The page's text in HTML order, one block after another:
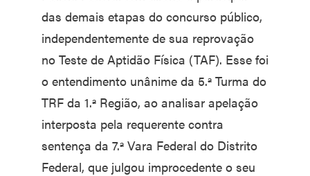
das demais etapas do concurso público,
independentemente de sua reprovação
no Teste de Aptidão Física (TAF). Esse foi
o entendimento unânime da 5.ª Turma do
TRF da 1.ª Região, ao analisar apelação
interposta pela requerente contra
sentença da 7.ª Vara Federal do Distrito
Federal, que julgou improcedente o seu